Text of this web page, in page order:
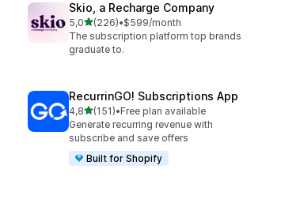
Skio, a Recharge Company
5,0/ 5 tähteä
(226)
226 arvostelua yhteensä
•$599/month
The subscription platform top brands
graduate to.
RecurrinGO! Subscriptions App
4,8/ 5 tähteä
(151)
151 arvostelua yhteensä
•Free plan available
Generate recurring revenue with
subscribe and save offers
Built for Shopify